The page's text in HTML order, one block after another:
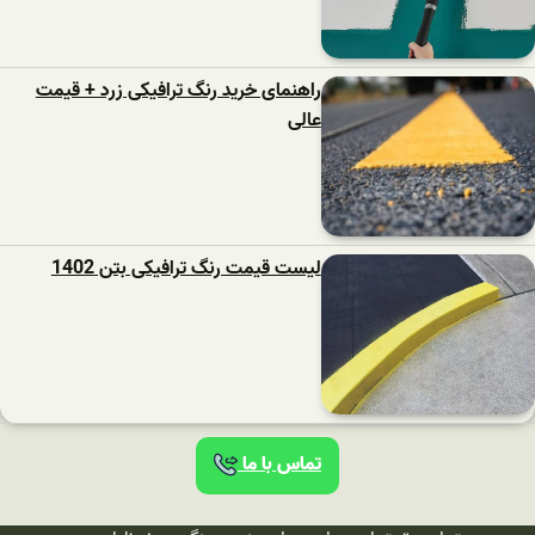
راهنمای خرید رنگ ترافیکی زرد + قیمت
عالی
لیست قیمت رنگ ترافیکی بتن 1402
تماس با ما